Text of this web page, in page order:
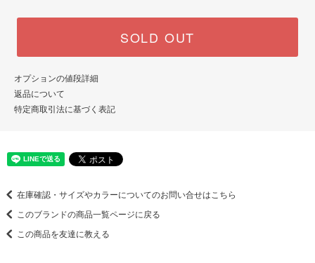
SOLD OUT
オプションの値段詳細
返品について
特定商取引法に基づく表記
在庫確認・サイズやカラーについてのお問い合せはこちら
このブランドの商品一覧ページに戻る
この商品を友達に教える